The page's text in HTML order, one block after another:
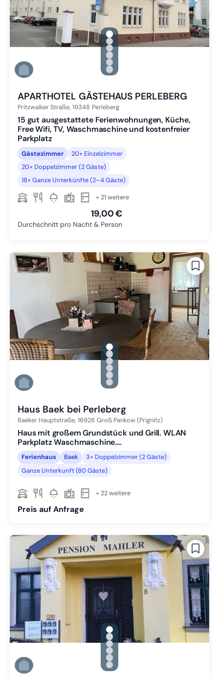
gallery.slide_selector
Zu Slide 1 wechseln
Zu Slide 2 wechseln
Zu Slide 3 wechseln
Zu Slide 4 wechseln
Zu Slide 5 wechseln
Zu Slide 6 wechseln
APARTHOTEL GÄSTEHAUS PERLEBERG
Pritzwalker Straße, 19348 Perleberg
15 gut ausgestattete Ferienwohnungen, Küche,
Free Wifi, TV, Waschmaschine und kostenfreier
Parkplatz
Gästezimmer
20× Einzelzimmer
20× Doppelzimmer (2 Gäste)
18× Ganze Unterkünfte (2–4 Gäste)
+ 21 weitere
19,00 €
Durchschnitt pro Nacht & Person
gallery.slide_selector
Zu Slide 1 wechseln
Zu Slide 2 wechseln
Zu Slide 3 wechseln
Zu Slide 4 wechseln
Zu Slide 5 wechseln
Zu Slide 6 wechseln
Haus Baek bei Perleberg
Baeker Hauptstraße, 16928 Groß Pankow (Prignitz)
Haus mit großem Grundstück und Grill. WLAN
Parkplatz Waschmaschine….
Ferienhaus Baek
3× Doppelzimmer (2 Gäste)
Ganze Unterkunft (80 Gäste)
+ 22 weitere
Preis auf Anfrage
gallery.slide_selector
Zu Slide 1 wechseln
Zu Slide 2 wechseln
Zu Slide 3 wechseln
Zu Slide 4 wechseln
Zu Slide 5 wechseln
Zu Slide 6 wechseln